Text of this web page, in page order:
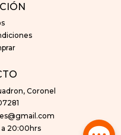
Coronel
20:00hrs